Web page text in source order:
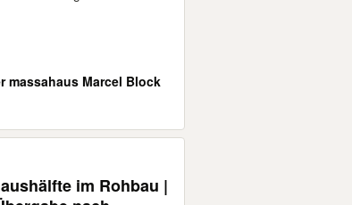
massahaus Marcel Block
im Rohbau |